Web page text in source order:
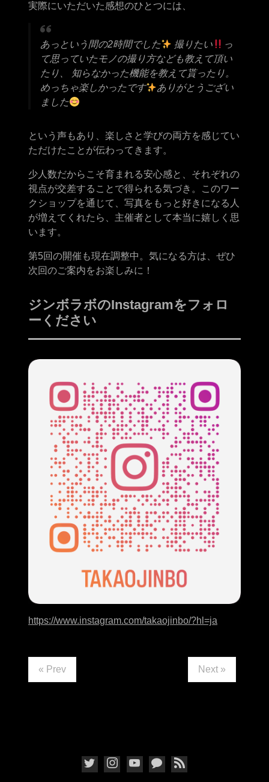
実際にいただいた感想のひとつには、
あっという間の2時間でした 撮りたい
っ
て思っていたモノの撮り方なども教えて頂い
たり、 知らなかった機能を教えて貰ったり。
めっちゃ楽しかったです
ありがとうござい
ました
という声もあり、楽しさと学びの両方を感じてい
ただけたことが伝わってきます。
少人数だからこそ育まれる安心感と、それぞれの
視点が交差することで得られる気づき。このワー
クショップを通じて、写真をもっと好きになる人
が増えてくれたら、主催者として本当に嬉しく思
います。
第5回の開催も現在調整中。気になる方は、ぜひ
次回のご案内をお楽しみに！
ジンボラボのInstagramをフォロ
ーください
https://www.instagram.com/takaojinbo/?hl=ja
« Prev Next »